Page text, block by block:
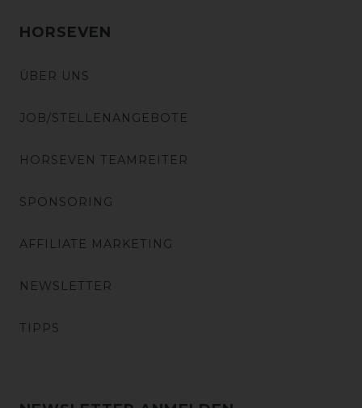
HORSEVEN
ÜBER UNS
JOB/STELLENANGEBOTE
HORSEVEN TEAMREITER
SPONSORING
AFFILIATE MARKETING
NEWSLETTER
TIPPS